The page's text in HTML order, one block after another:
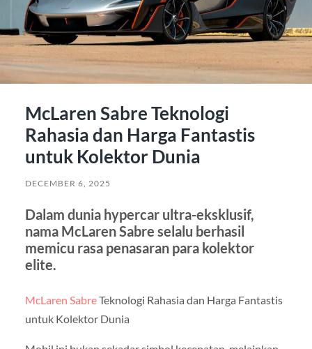
McLaren Sabre Teknologi
Rahasia dan Harga Fantastis
untuk Kolektor Dunia
DECEMBER 6, 2025
Dalam dunia hypercar ultra-eksklusif,
nama McLaren Sabre selalu berhasil
memicu rasa penasaran para kolektor
elite.
McLaren SabreTeknologi Rahasia dan Harga Fantastis
untuk Kolektor Dunia